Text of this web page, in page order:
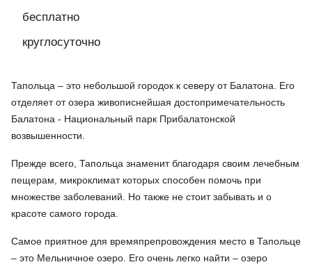
бесплатно
круглосуточно
Тапольца – это небольшой городок к северу от Балатона. Его
отделяет от озера живописнейшая достопримечательность
Балатона - Национальный парк Прибалатонской
возвышенности.
Прежде всего, Тапольца знаменит благодаря своим лечебным
пещерам, микроклимат которых способен помочь при
множестве заболеваний. Но также не стоит забывать и о
красоте самого города.
Самое приятное для времяпрепровождения место в Тапольце
– это Мельничное озеро. Его очень легко найти – озеро